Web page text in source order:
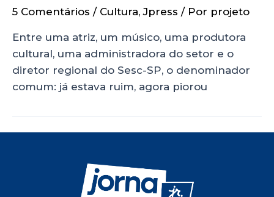
5 Comentários / Cultura,Jpress / Por projeto
Entre uma atriz, um músico, uma produtora
cultural, uma administradora do setor e o
diretor regional do Sesc-SP, o denominador
comum: já estava ruim, agora piorou